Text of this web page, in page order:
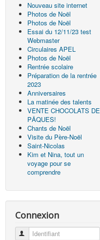
Nouveau site internet
Photos de Noël
Photos de Noël
Essai du 12/11/23 test
Webmaster
Circulaires APEL
Photos de Noël
Rentrée scolaire
Préparation de la rentrée
2023
Anniversaires
La matinée des talents
VENTE CHOCOLATS DE
PÂQUES!
Chants de Noël
Visite du Père-Noël
Saint-Nicolas
Kim et Nina, tout un
voyage pour se
comprendre
Connexion
Identifiant